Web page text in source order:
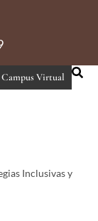
Campus Virtual
Inclusivas y